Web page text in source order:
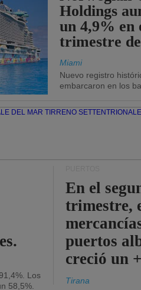
Holdings
un 4,9% en
trimestre
Miami
Nuevo registro
embarcaron en los
Los
58,5%.
En el
trimestre,
puertos
creció un
Tirana